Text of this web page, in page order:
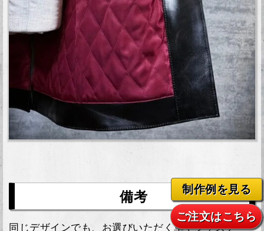
備考
同じデザインでも、お選びいただく革やファスナー
制作例を見る
ご注文はこちら